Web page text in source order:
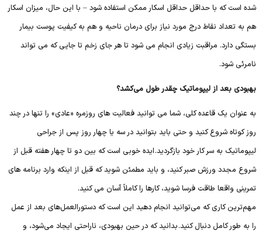
شده است که با حداقل حداقل اسکار ممکن استفاده شود – با این حال، میزان اسکار
هم به تعداد نقاط درج مورد نیاز برای درمان ناحیه و هم به کیفیت پوست بیمار
بستگی دارد. مراقبت زیادی انجام می شود تا هر جای زخم تا جایی که می تواند
نامرئی شود.
بهبودی بعد از لیپوماتیک چقدر طول می‌کشد؟
به عنوان یک قاعده کلی، شما می توانید فعالیت های روزمره «عادی» را تنها در چند
روز کوتاه شروع کنید و حتی باید بتوانید در سه یا چهار روز پس از جراحی
لیپوماتیک به سر کار خود بازگردید.ایده خوبی است که بین دو تا چهار هفته قبل از
شروع مجدد ورزش صبر کنید، و باید مطمئن شوید که قبل از اینکه وارد برنامه های
تمرینی واقعا طاقت فرسا شوید، کارها را کاملاً آسان می کنید.
مهم‌ترین کاری که می‌توانید انجام دهید این است که دستورالعمل‌های بعد از عمل
را به طور کامل دنبال کنید.بدانید که در حین بهبودی، ناراحتی ایجاد می‌شود، و